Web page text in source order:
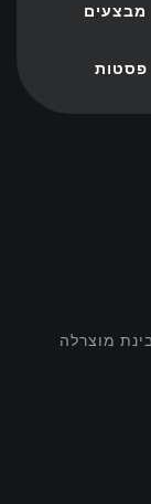
מבצעים
פסטות
מוצרלה